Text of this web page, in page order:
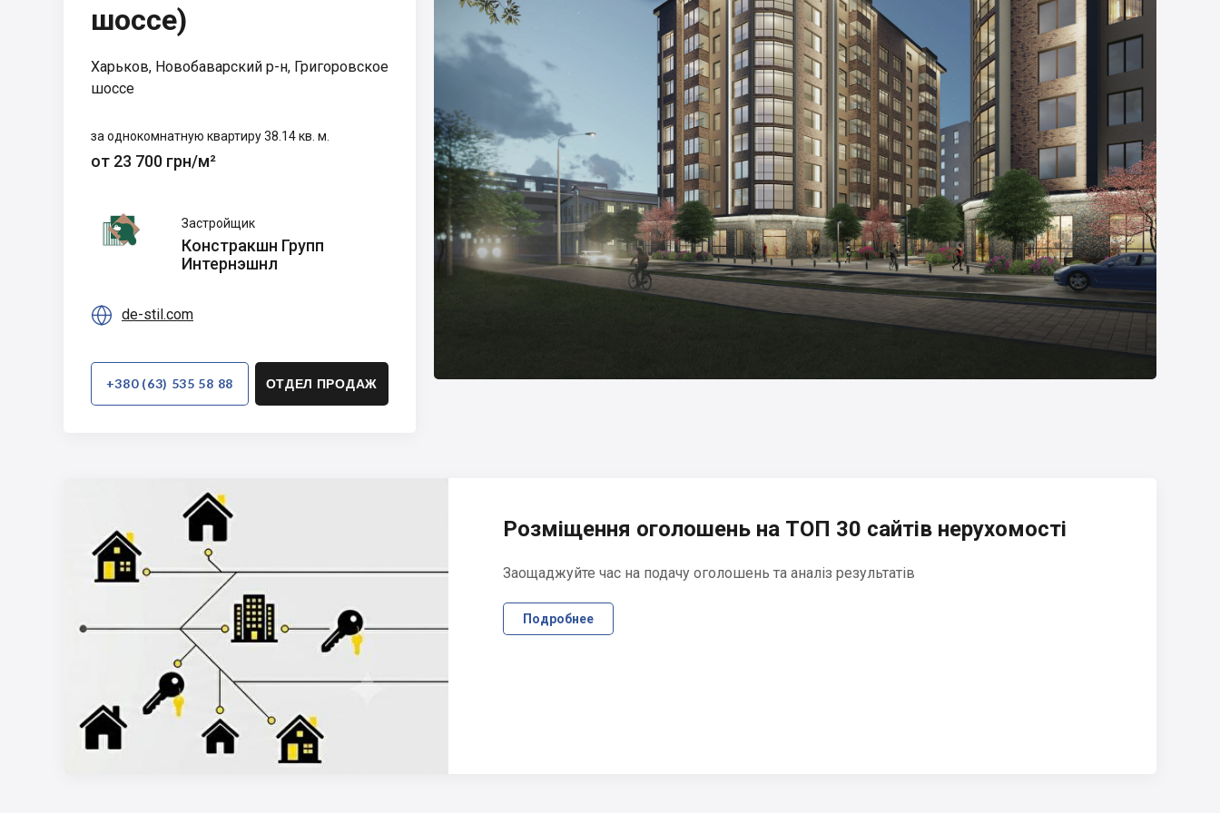
шоссе)
Харьков, Новобаварский р-н, Григоровское
шоссе
за однокомнатную квартиру 38.14 кв. м.
от 23 700 грн/м²
Констракшн
Групп
Интернэшнл
Застройщик
Констракшн Групп
Интернэшнл
 de-stil.com
+380 (63) 535 58 88 ОТДЕЛ ПРОДАЖ
Розміщення оголошень на ТОП 30 сайтів нерухомості
Заощаджуйте час на подачу оголошень та аналіз результатів
Подробнее